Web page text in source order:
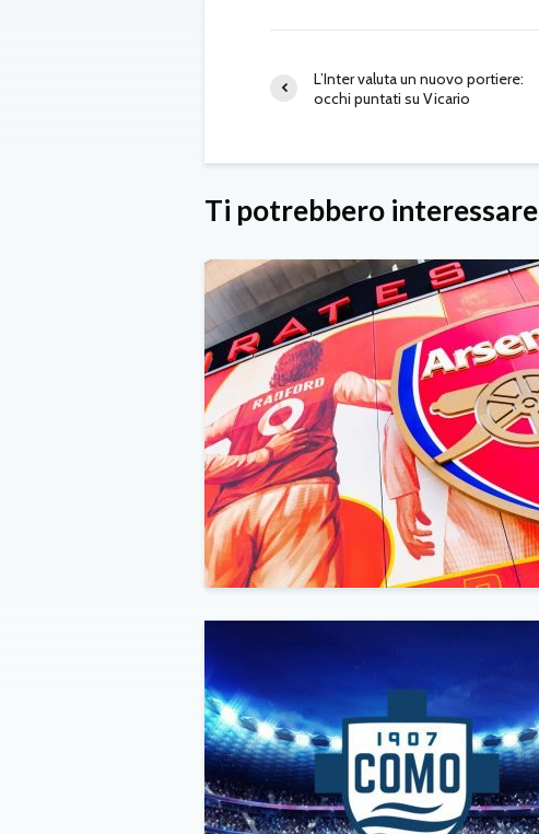
L’Inter valuta un nuovo portiere:
occhi puntati su Vicario
Ti potrebbero interessare